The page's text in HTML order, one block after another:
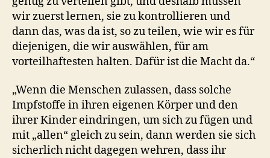
wir zuerst lernen, sie zu kontrollieren und
dann das, was da ist, so zu teilen, wie wir es für
diejenigen, die wir auswählen, für am
vorteilhaftesten halten. Dafür ist die Macht da.“
„Wenn die Menschen zulassen, dass solche
Impfstoffe in ihren eigenen Körper und den
ihrer Kinder eindringen, um sich zu fügen und
mit „allen“ gleich zu sein, dann werden sie sich
sicherlich nicht dagegen wehren, dass ihr